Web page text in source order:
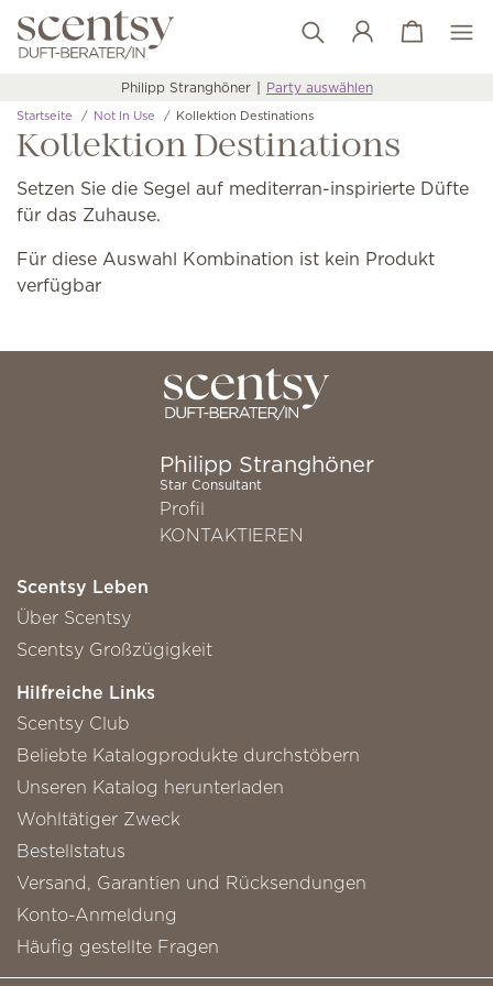
Wunschliste
Warenkorb
Philipp Stranghöner Party auswählen
Startseite Not In Use Kollektion Destinations
Kollektion Destinations
Setzen Sie die Segel auf mediterran-inspirierte Düfte
für das Zuhause.
Für diese Auswahl Kombination ist kein Produkt
verfügbar
Philipp Stranghöner
Star Consultant
Profil
KONTAKTIEREN
Scentsy Leben
Über Scentsy
Scentsy Großzügigkeit
Hilfreiche Links
Scentsy Club
Beliebte Katalogprodukte durchstöbern
Unseren Katalog herunterladen
Wohltätiger Zweck
Bestellstatus
Versand, Garantien und Rücksendungen
Konto-Anmeldung
Häufig gestellte Fragen